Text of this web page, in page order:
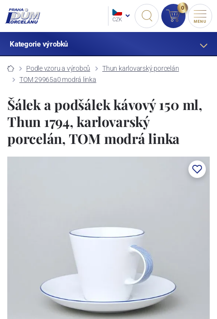
CZK
0
MENU
Kategorie výrobků
Podle vzoru a výrobců
Thun karlovarský porcelán
TOM 29965a0 modrá linka
Šálek a podšálek kávový 150 ml,
Thun 1794, karlovarský
porcelán, TOM modrá linka